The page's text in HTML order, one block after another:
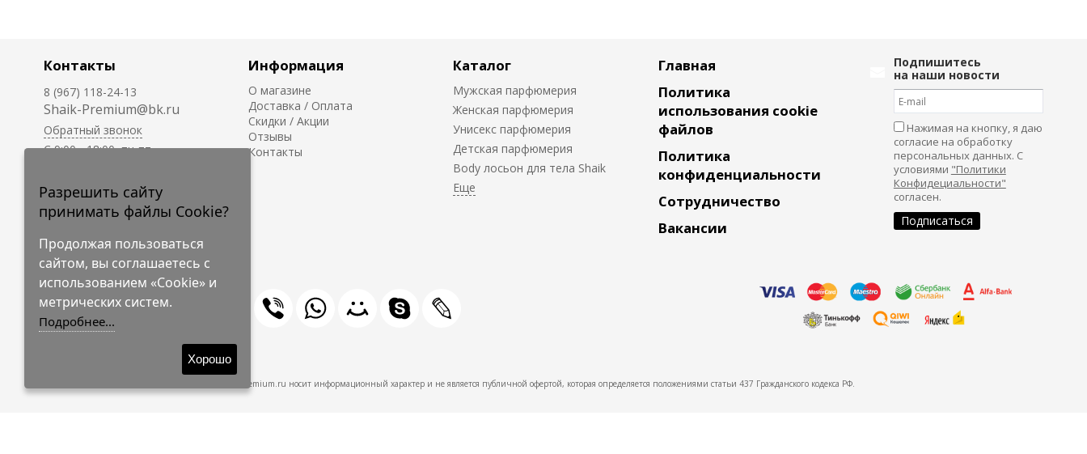
Контакты
8 (967) 118-24-13
Shaik-Premium@bk.ru
Обратный звонок
C 9:00 - 18:00, пн-пт
круглосуточно.
Информация
О магазине
Доставка / Оплата
Скидки / Акции
Отзывы
Контакты
Каталог
Мужская парфюмерия
Женская парфюмерия
Унисекс парфюмерия
Детская парфюмерия
Body лосьон для тела Shaik
Главная
Политика
использования cookie
файлов
Политика
конфиденциальности
Сотрудничество
Вакансии
Подпишитесь
на наши новости
Нажимая на кнопку, я даю
согласие на обработку
персональных данных. С
условиями "Политики
Конфидециальности"
согласен.
© 2009-2026 Shaik-Premium
Shaik-Premium.ru носит информационный характер и не является публичной офертой, которая определяется положениями статьи 437 Гражданского кодекса РФ.
Разрешить сайту
принимать файлы Cookie?
Продолжая пользоваться
сайтом, вы соглашаетесь с
использованием «Cookie» и
метрических систем.
Подробнее...
Хорошо